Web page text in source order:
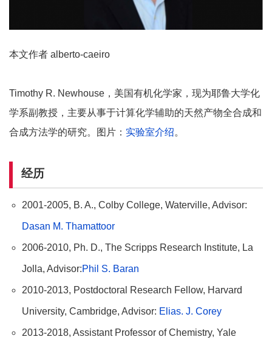
本文作者 alberto-caeiro
Timothy R. Newhouse，美国有机化学家，现为耶鲁大学化
学系副教授，主要从事于计算化学辅助的天然产物全合成和
合成方法学的研究。图片： 实验室介绍。
经历
2001-2005, B. A., Colby College, Waterville, Advisor:
Dasan M. Thamattoor
2006-2010, Ph. D., The Scripps Research Institute, La
Jolla, Advisor:Phil S. Baran
2010-2013, Postdoctoral Research Fellow, Harvard
University, Cambridge, Advisor: Elias. J. Corey
2013-2018, Assistant Professor of Chemistry, Yale